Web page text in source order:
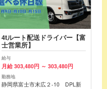
4tルート配送ドライバー【富
士営業所】
給与
月給 303,480円 ～ 303,480円
勤務地
静岡県富士市末広２-10 DPL新